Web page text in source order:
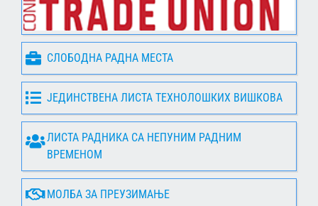
СЛОБОДНА РАДНА МЕСТА
ЈЕДИНСТВЕНА ЛИСТА ТЕХНОЛОШКИХ ВИШКОВА
ЛИСТА РАДНИКА СА НЕПУНИМ РАДНИМ
ВРЕМЕНОМ
МОЛБА ЗА ПРЕУЗИМАЊЕ